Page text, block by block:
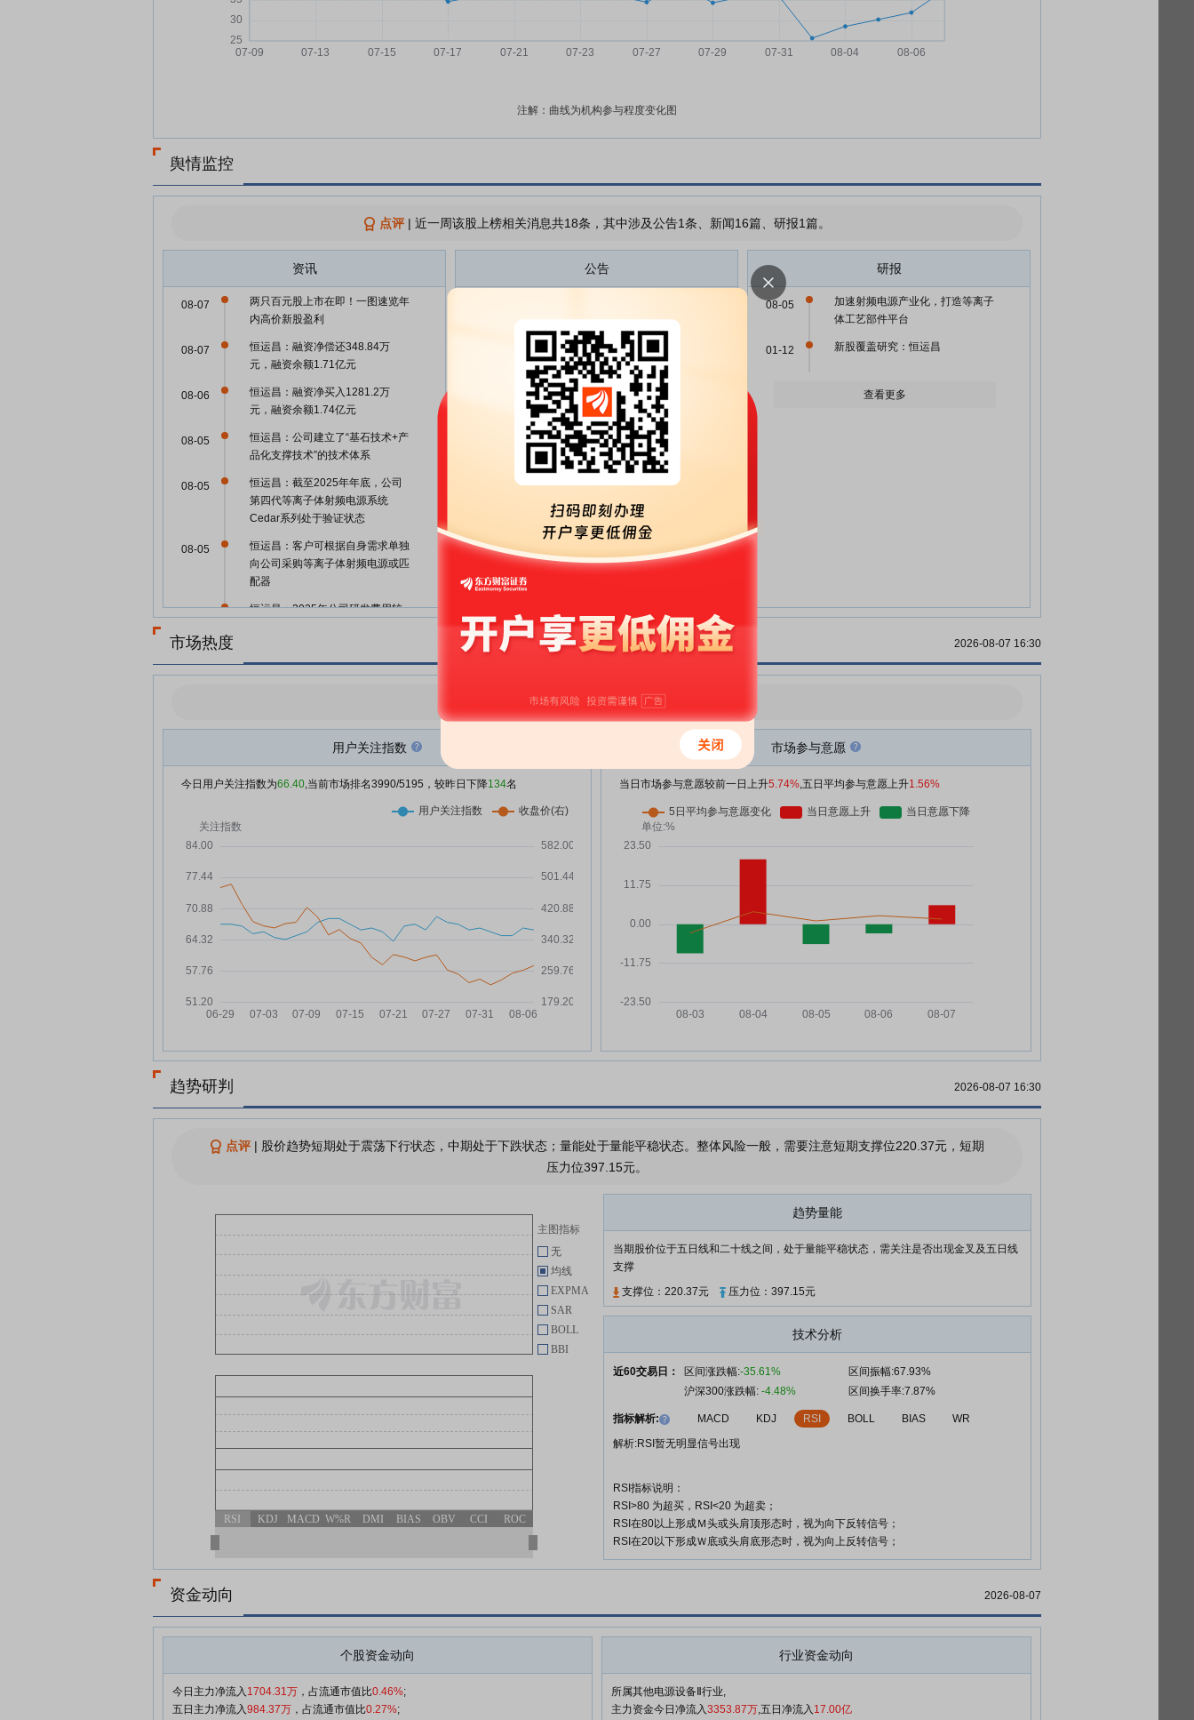
注解：曲线为机构参与程度变化图
舆情监控
点评| 近一周该股上榜相关消息共18条，其中涉及公告1条、新闻16篇、研报1篇。
资讯
两只百元股上市在即！一图速览年
内高价新股盈利
08-07
恒运昌：融资净偿还348.84万
元，融资余额1.71亿元
08-07
恒运昌：融资净买入1281.2万
元，融资余额1.74亿元
08-06
恒运昌：公司建立了“基石技术+产
品化支撑技术”的技术体系
08-05
恒运昌：截至2025年年底，公司
第四代等离子体射频电源系统
Cedar系列处于验证状态
08-05
恒运昌：客户可根据自身需求单独
向公司采购等离子体射频电源或匹
配器
08-05
恒运昌：2025年公司研发费用较
达98.51%
【调研快报】恒运昌接待安联投资
调研
08-05
公募调研升温
08-03
7月份公募机构调研超3200次环比
投高额浮盈明显缩水
元，融资余额1.64亿元
07-31
件的全国产化方案，将持续推进元
恒运昌：公司自研产品主要采取以
销定产的生产模式
查看更多
公告
份有限公司投资者关系活动记录表
(2026-016)
恒运昌:深圳市恒运昌真空技术股
份有限公司投资者关系活动记录表
(2026-015)
恒运昌:深圳市恒运昌真空技术股
份有限公司投资者关系活动记录表
(2026-014)
售股上市流通公告
恒运昌:深圳市恒运昌真空技术股
份有限公司投资者关系活动记录表
(2026-013)
07-13
份有限公司投资者关系活动记录表
(2026-012)
(2026-011)
恒运昌:关于全资子公司开立募集
资金专项账户并签订募集资金专户
恒运昌:权益分派实施公告
06-11
恒运昌:深圳市恒运昌真空技术股
恒运昌:深圳市恒运昌真空技术股
恒运昌:上海市锦天城(深圳)律师事
务所关于深圳市恒运昌真空技术股
法律意见书
(2026-008)
份有限公司2025年年度暨2026年
第一季度业绩说明会投资者关系活
05-13
份有限公司投资者关系活动记录表
(2026-006)
恒运昌:2025年年度股东会会议资
料
恒运昌:深圳市恒运昌真空技术股
份有限公司投资者关系活动记录表
恒运昌:深圳市恒运昌真空技术股
研报
加速射频电源产业化，打造等离子
体工艺部件平台
08-05
新股覆盖研究：恒运昌
01-12
查看更多
市场热度 2026-08-07 16:30
今日用户关注度有所下降，参与意愿有所增强
市场参与意愿
当日市场参与意愿较前一日上升5.74%,五日平均参与意愿上升1.56%
用户关注指数
今日用户关注指数为66.40,当前市场排名3990/5195，较昨日下降134名
趋势研判 2026-08-07 16:30
点评| 股价趋势短期处于震荡下行状态，中期处于下跌状态；量能处于量能平稳状态。整体风险一般，需要注意短期支撑位220.37元，短期
压力位397.15元。
趋势量能
当期股价位于五日线和二十线之间，处于量能平稳状态，需关注是否出现金叉及五日线
支撑
支撑位：220.37元
压力位：397.15元
技术分析
近60交易日： 区间涨跌幅:-35.61%
区间振幅:67.93%
沪深300涨跌幅: -4.48% 区间换手率:7.87%
指标解析: MACD KDJ RSI BOLL BIAS
WR
解析:RSI暂无明显信号出现
RSI指标说明：
RSI>80 为超买，RSI<20 为超卖；
RSI在80以上形成Ｍ头或头肩顶形态时，视为向下反转信号；
RSI在20以下形成Ｗ底或头肩底形态时，视为向上反转信号；
主图指标
无
均线
EXPMA
SAR
BOLL
BBI
RSI KDJ MACD W%R DMI BIAS OBV CCI ROC
资金动向 2026-08-07
个股资金动向
今日主力净流入 1704.31万 ，占流通市值比0.46%;
五日主力净流入984.37万 ，占流通市值比0.27%;
行业资金动向
所属其他电源设备Ⅱ行业,
主力资金今日净流入3353.87万,五日净流入 17.00亿